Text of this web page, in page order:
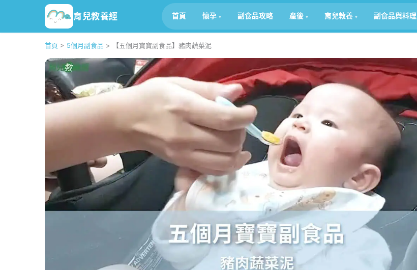
育兒教養經 首頁 懷孕 副食品攻略 產後 育兒教養 副食品與料理
首頁 > 5個月副食品 > 【五個月寶寶副食品】豬肉蔬菜泥